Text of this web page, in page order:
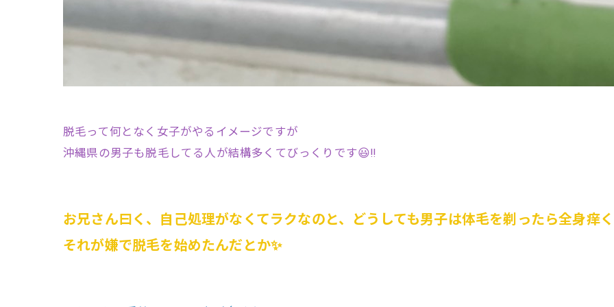
脱毛って何となく女子がやるイメージですが
沖縄県の男子も脱毛してる人が結構多くてびっくりです😃‼️
お兄さん曰く、自己処理がなくてラクなのと、どうしても男子は体毛を剃ったら全身痒
それが嫌で脱毛を始めたんだとか✨